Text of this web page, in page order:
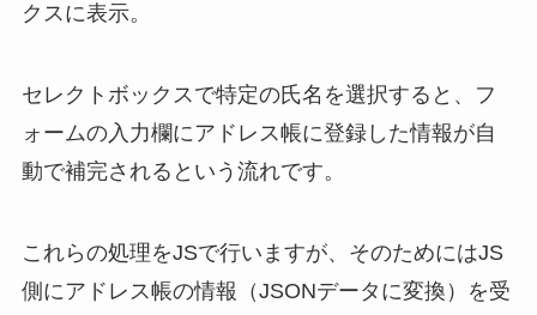
クスに表示。
セレクトボックスで特定の氏名を選択すると、フ
ォームの入力欄にアドレス帳に登録した情報が自
動で補完されるという流れです。
これらの処理をJSで行いますが、そのためにはJS
側にアドレス帳の情報（JSONデータに変換）を受